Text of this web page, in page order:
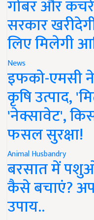
गोबर और
सरकार
लिए मिलेगी
News
इफको-एमसी
कृषि उत्पाद,
'नेक्सावेट',
फसल सुरक्षा!
Animal Husbandry
बरसात में पशुओं
कैसे बचाएं?
उपाय..